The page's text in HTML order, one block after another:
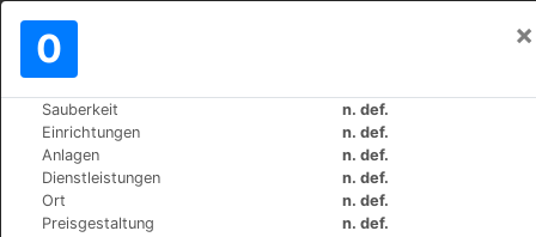
0 ×
Sauberkeit
n. def.
Einrichtungen
n. def.
Anlagen
n. def.
Dienstleistungen
n. def.
Ort
n. def.
Preisgestaltung
n. def.
Weltweit>Switzerland
Hotel Alexander
+41 (0)442518203
Niederdorfstrasse 40, 8001